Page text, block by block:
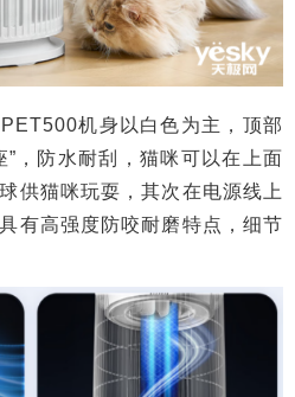
机身以白色为主，顶部
”，防水耐刮，猫咪可以在上面
供猫咪玩耍，其次在电源线上
有高强度防咬耐磨特点，细节